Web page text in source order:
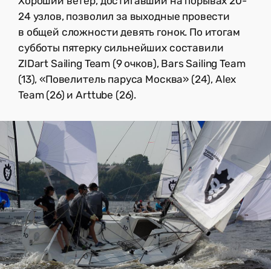
24 узлов, позволил за выходные провести
в общей сложности девять гонок. По итогам
субботы пятерку сильнейших составили
ZIDart Sailing Team (9 очков), Bars Sailing Team
(13), «Повелитель паруса Москва» (24), Alex
Team (26) и Arttube (26).